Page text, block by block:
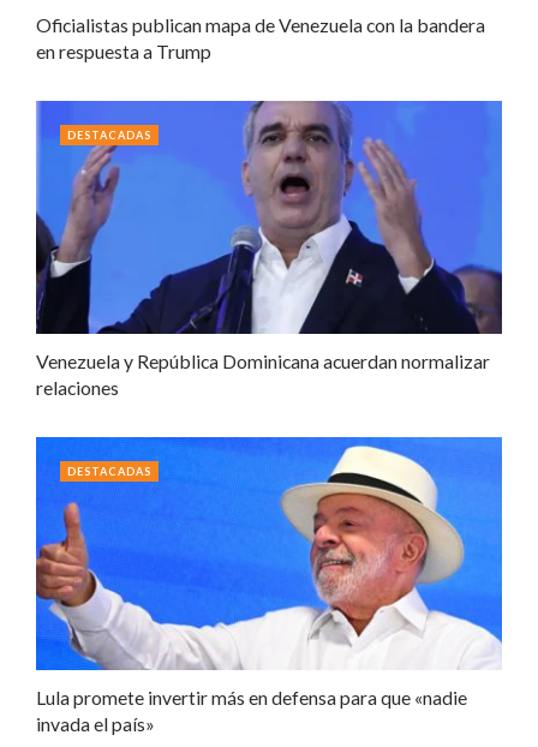
Oficialistas publican mapa de Venezuela con la bandera
en respuesta a Trump
Venezuela y República Dominicana acuerdan normalizar
relaciones
DESTACADAS
Lula promete invertir más en defensa para que «nadie
invada el país»
DESTACADAS